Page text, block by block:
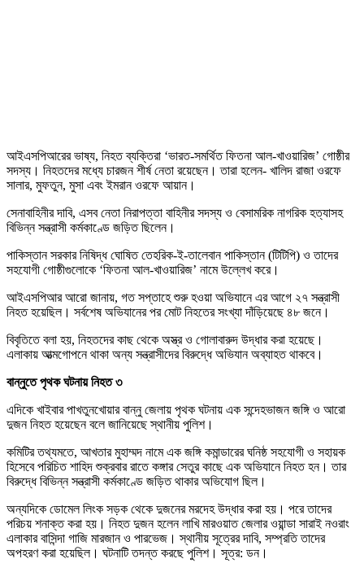
আইএসপিআরের ভাষ্য, নিহত ব্যক্তিরা ‘ভারত-সমর্থিত ফিতনা আল-খাওয়ারিজ’ গোষ্ঠীর
সদস্য। নিহতদের মধ্যে চারজন শীর্ষ নেতা রয়েছেন। তারা হলেন- খালিদ রাজা ওরফে
সালার, মুফতুন, মুসা এবং ইমরান ওরফে আয়ান।
সেনাবাহিনীর দাবি, এসব নেতা নিরাপত্তা বাহিনীর সদস্য ও বেসামরিক নাগরিক হত্যাসহ
বিভিন্ন সন্ত্রাসী কর্মকাণ্ডে জড়িত ছিলেন।
পাকিস্তান সরকার নিষিদ্ধ ঘোষিত তেহরিক-ই-তালেবান পাকিস্তান (টিটিপি) ও তাদের
সহযোগী গোষ্ঠীগুলোকে ‘ফিতনা আল-খাওয়ারিজ’ নামে উল্লেখ করে।
আইএসপিআর আরো জানায়, গত সপ্তাহে শুরু হওয়া অভিযানে এর আগে ২৭ সন্ত্রাসী
নিহত হয়েছিল। সর্বশেষ অভিযানের পর মোট নিহতের সংখ্যা দাঁড়িয়েছে ৪৮ জনে।
বিবৃতিতে বলা হয়, নিহতদের কাছ থেকে অস্ত্র ও গোলাবারুদ উদ্ধার করা হয়েছে।
এলাকায় আত্মগোপনে থাকা অন্য সন্ত্রাসীদের বিরুদ্ধে অভিযান অব্যাহত থাকবে।
বান্নুতে পৃথক ঘটনায় নিহত ৩
এদিকে খাইবার পাখতুনখোয়ার বান্নু জেলায় পৃথক ঘটনায় এক সন্দেহভাজন জঙ্গি ও আরো
দুজন নিহত হয়েছেন বলে জানিয়েছে স্থানীয় পুলিশ।
কমিটির তথ্যমতে, আখতার মুহাম্মদ নামে এক জঙ্গি কমান্ডারের ঘনিষ্ঠ সহযোগী ও সহায়ক
হিসেবে পরিচিত শাহিদ শুক্রবার রাতে কঙ্গার সেতুর কাছে এক অভিযানে নিহত হন। তার
বিরুদ্ধে বিভিন্ন সন্ত্রাসী কর্মকাণ্ডে জড়িত থাকার অভিযোগ ছিল।
অন্যদিকে ডোমেল লিংক সড়ক থেকে দুজনের মরদেহ উদ্ধার করা হয়। পরে তাদের
পরিচয় শনাক্ত করা হয়। নিহত দুজন হলেন লাখি মারওয়াত জেলার ওয়ান্ডা সারাই নওরাং
এলাকার বাসিন্দা গাজি মারজান ও পারভেজ। স্থানীয় সূত্রের দাবি, সম্প্রতি তাদের
অপহরণ করা হয়েছিল। ঘটনাটি তদন্ত করছে পুলিশ। সূত্র: ডন।